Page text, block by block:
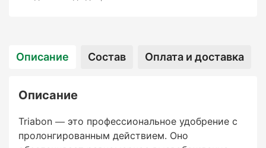
: Подходит для большинства овощей, особенно
(например, томаты, перцы, баклажаны).
Описание Состав Оплата и доставка
Описание
Triabon — это профессиональное удобрение с
пролонгированным действием. Оно